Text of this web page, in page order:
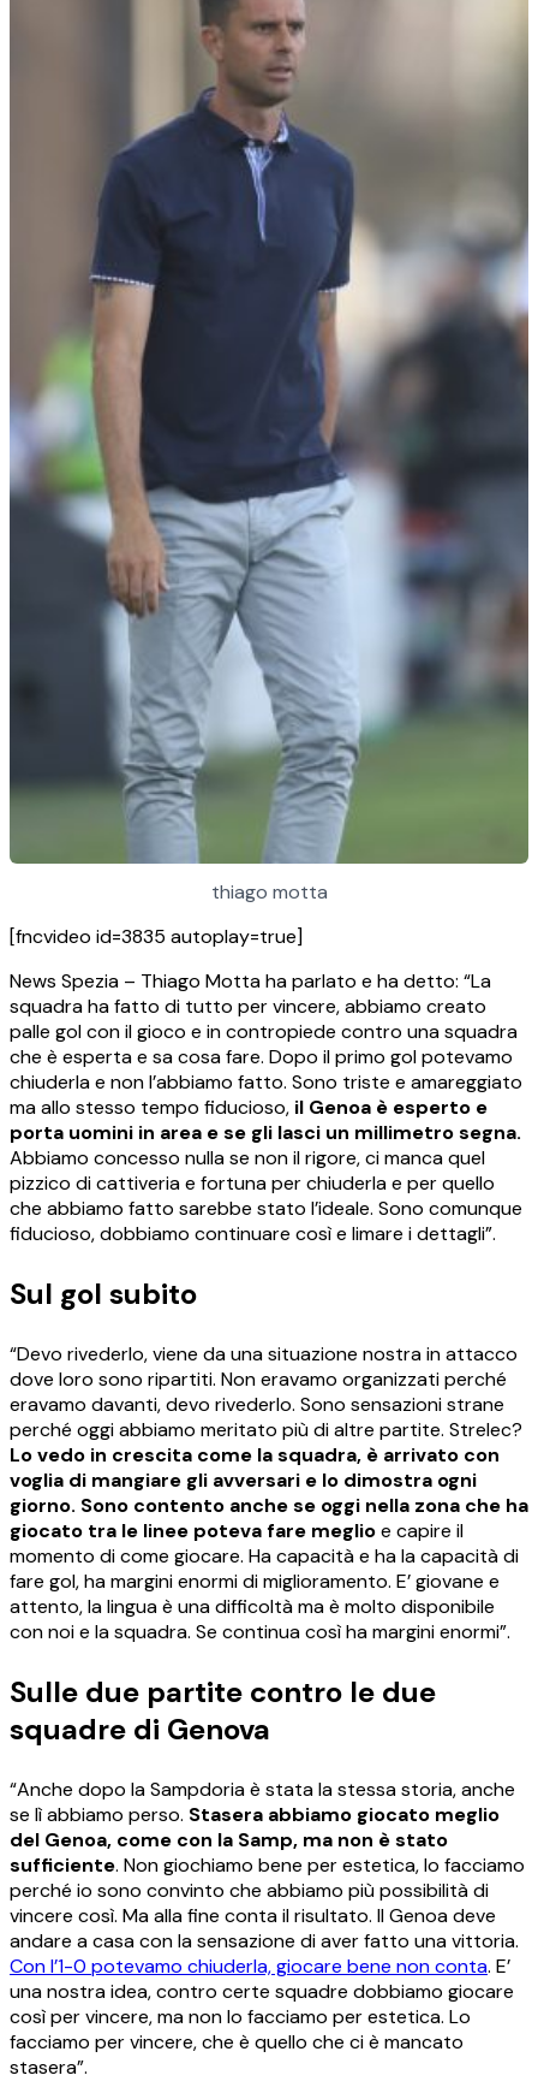
thiago motta
[fncvideo id=3835 autoplay=true]
News Spezia – Thiago Motta ha parlato e ha detto: “La
squadra ha fatto di tutto per vincere, abbiamo creato
palle gol con il gioco e in contropiede contro una squadra
che è esperta e sa cosa fare. Dopo il primo gol potevamo
chiuderla e non l’abbiamo fatto. Sono triste e amareggiato
ma allo stesso tempo fiducioso, il Genoa è esperto e
porta uomini in area e se gli lasci un millimetro segna.
Abbiamo concesso nulla se non il rigore, ci manca quel
pizzico di cattiveria e fortuna per chiuderla e per quello
che abbiamo fatto sarebbe stato l’ideale. Sono comunque
fiducioso, dobbiamo continuare così e limare i dettagli”.
Sul gol subito
“Devo rivederlo, viene da una situazione nostra in attacco
dove loro sono ripartiti. Non eravamo organizzati perché
eravamo davanti, devo rivederlo. Sono sensazioni strane
perché oggi abbiamo meritato più di altre partite. Strelec?
Lo vedo in crescita come la squadra, è arrivato con
voglia di mangiare gli avversari e lo dimostra ogni
giorno. Sono contento anche se oggi nella zona che ha
giocato tra le linee poteva fare meglioe capire il
momento di come giocare. Ha capacità e ha la capacità di
fare gol, ha margini enormi di miglioramento. E’ giovane e
attento, la lingua è una difficoltà ma è molto disponibile
con noi e la squadra. Se continua così ha margini enormi”.
Sulle due partite contro le due
squadre di Genova
“Anche dopo la Sampdoria è stata la stessa storia, anche
se lì abbiamo perso. Stasera abbiamo giocato meglio
del Genoa, come con la Samp, ma non è stato
sufficiente. Non giochiamo bene per estetica, lo facciamo
perché io sono convinto che abbiamo più possibilità di
vincere così. Ma alla fine conta il risultato. Il Genoa deve
andare a casa con la sensazione di aver fatto una vittoria.
Con l’1-0 potevamo chiuderla, giocare bene non conta. E’
una nostra idea, contro certe squadre dobbiamo giocare
così per vincere, ma non lo facciamo per estetica. Lo
facciamo per vincere, che è quello che ci è mancato
stasera”.